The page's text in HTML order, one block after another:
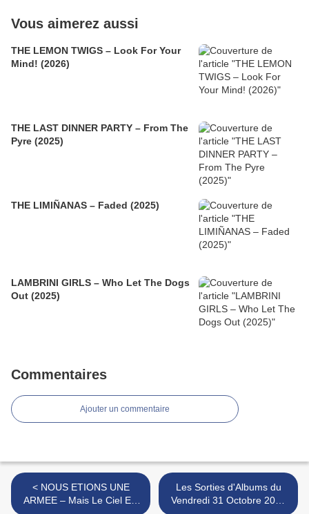
Vous aimerez aussi
THE LEMON TWIGS – Look For Your
Mind! (2026)
THE LAST DINNER PARTY – From The
Pyre (2025)
THE LIMIÑANAS – Faded (2025)
LAMBRINI GIRLS – Who Let The Dogs
Out (2025)
Commentaires
Ajouter un commentaire
< NOUS ETIONS UNE
ARMEE – Mais Le Ciel Est
Les Sorties d'Albums du
Vendredi 31 Octobre 2025